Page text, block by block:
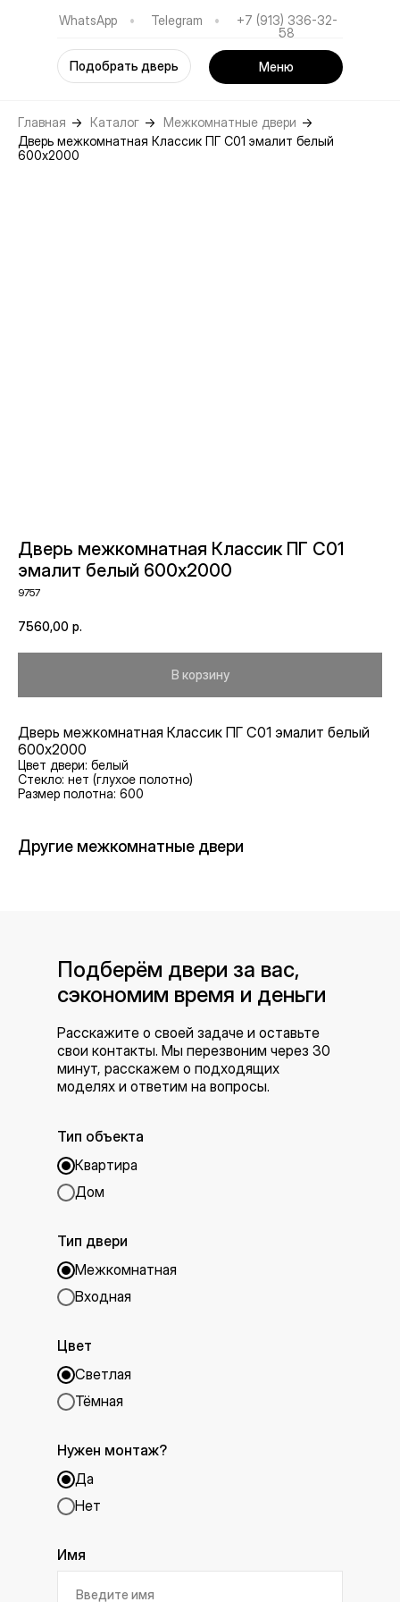
WhatsApp •
Telegram
•
+7 (913) 336-32-
58
Подобрать дверь Меню
Главная → Каталог → Межкомнатные двери →
Дверь межкомнатная Классик ПГ С01 эмалит белый
600х2000
Дверь межкомнатная Классик ПГ С01
эмалит белый 600х2000
9757
7560,00 р.
В корзину
Дверь межкомнатная Классик ПГ С01 эмалит белый
600х2000
Цвет двери: белый
Стекло: нет (глухое полотно)
Размер полотна: 600
Другие межкомнатные двери
Тип объекта
Квартира
Дом
Тип двери
Межкомнатная
Входная
Цвет
Светлая
Тёмная
Нужен монтаж?
Да
Нет
Имя
Расскажите о своей задаче и оставьте
свои контакты. Мы перезвоним через 30
минут, расскажем о подходящих
моделях и ответим на вопросы.
Подберём двери за вас,
сэкономим время и деньги